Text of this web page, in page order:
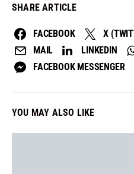
SHARE ARTICLE
FACEBOOK X
MAIL
LINKEDIN
FACEBOOK MESSENGER
YOU MAY ALSO LIKE